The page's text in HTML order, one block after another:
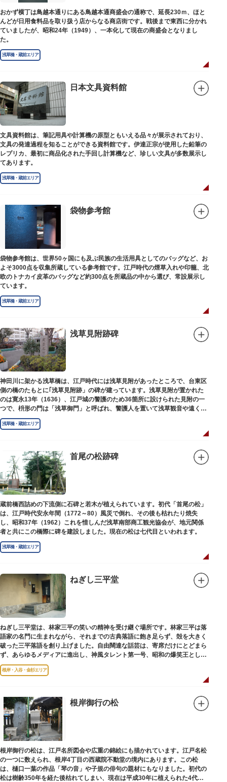
おかず横丁は鳥越本通りにある鳥越本通商盛会の通称で、延長230ｍ、ほと
んどが日用食料品を取り扱う店からなる商店街です。戦後まで東西に分かれ
ていましたが、昭和24年（1949）、一本化して現在の商盛会となりまし
た。
浅草橋・蔵前エリア
日本文具資料館
文具資料館は、筆記用具や計算機の原型ともいえる品々が展示されており、
文具の発達過程を知ることができる資料館です。伊達正宗が使用した鉛筆の
レプリカ、最初に商品化された手回し計算機など、珍しい文具が多数展示し
てあります。
浅草橋・蔵前エリア
袋物参考館
袋物参考館は、世界50ヶ国にも及ぶ民族の生活用具としてのバッグなど、お
よそ3000点を収集所蔵している参考館です。江戸時代の煙草入れや印籠、北
欧のトナカイ皮革のバッグなど約300点を所蔵品の中から選び、常設展示し
ています。
浅草橋・蔵前エリア
浅草見附跡碑
神田川に架かる浅草橋は、江戸時代には浅草見附があったところで、台東区
側の橋のたもとに｢浅草見附跡」の碑が建っています。浅草見附が置かれた
のは寛永13年（1636）、江戸城の警護のため36箇所に設けられた見附の一
つで、枡形の門は「浅草御門」と呼ばれ、警護人を置いて浅草観音や遠くは
奥州へ往来する人々を取り締まりました。
浅草橋・蔵前エリア
首尾の松跡碑
蔵前橋西詰めの下流側に石碑と若木が植えられています。初代「首尾の松」
は、江戸時代安永年間（1772～80）風災で倒れ、その後も枯れたり焼失
し、昭和37年（1962）これを惜しんだ浅草南部商工観光協会が、地元関係
者と共にこの橋際に碑を建設しました。現在の松は七代目といわれます。
浅草橋・蔵前エリア
ねぎし三平堂
ねぎし三平堂は、林家三平の笑いの精神を受け継ぐ場所です。林家三平は落
語家の名門に生まれながら、それまでの古典落語に飽き足らず、殻を大きく
破った三平落語を創り上げました。自由闊達な話芸は、寄席だけにとどまら
ず、あらゆるメディアに進出し、神風タレント第一号、昭和の爆笑王とし
て、いつまでも日本人の心に残っています。
根岸・入谷・金杉エリア
根岸御行の松
根岸御行の松は、江戸名所図会や広重の錦絵にも描かれています。江戸名松
の一つに数えられ、根岸4丁目の西蔵院不動堂の境内にあります。この松
は、樋口一葉の作品「琴の音」や子規の俳句の題材にもなりました。初代の
松は樹齢350年を経た後枯れてしまい、現在は平成30年に植えられた4代目